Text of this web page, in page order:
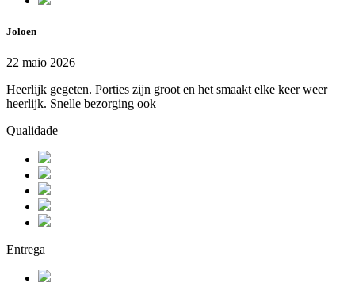
Joloen
22 maio 2026
Heerlijk gegeten. Porties zijn groot en het smaakt elke keer weer
heerlijk. Snelle bezorging ook
Qualidade
Entrega